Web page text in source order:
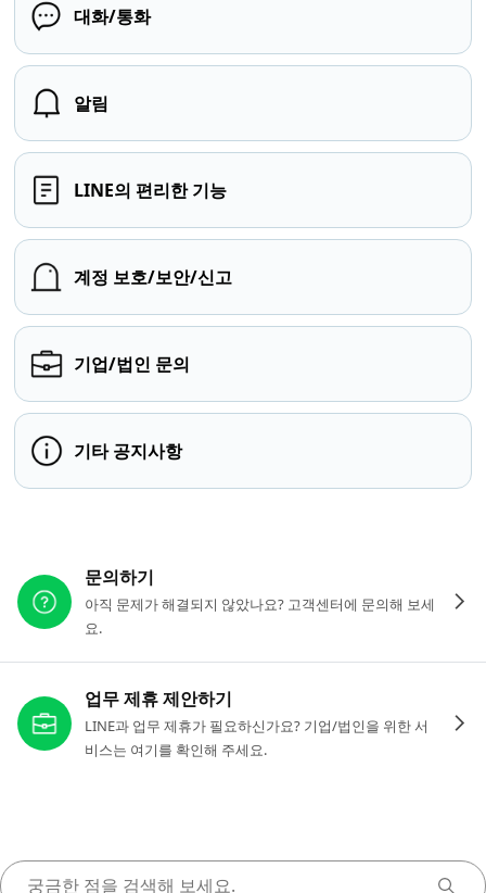
대화/통화
알림
LINE의 편리한 기능
계정 보호/보안/신고
기업/법인 문의
기타 공지사항
문의하기
아직 문제가 해결되지 않았나요? 고객센터에 문의해 보세
요.
업무 제휴 제안하기
LINE과 업무 제휴가 필요하신가요? 기업/법인을 위한 서
비스는 여기를 확인해 주세요.